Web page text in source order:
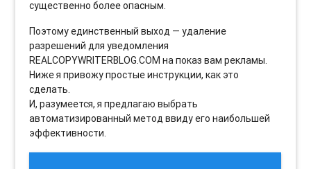
существенно более опасным.
Поэтому единственный выход — удаление
разрешений для уведомления
REALCOPYWRITERBLOG.COM на показ вам рекламы.
Ниже я привожу простые инструкции, как это
сделать.
И, разумеется, я предлагаю выбрать
автоматизированный метод ввиду его наибольшей
эффективности.